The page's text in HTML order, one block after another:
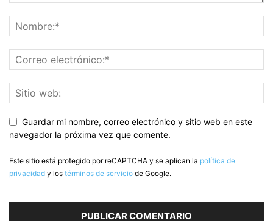
Guardar mi nombre, correo electrónico y sitio web en este
navegador la próxima vez que comente.
Este sitio está protegido por reCAPTCHA y se aplican la política de
privacidad y los términos de servicio de Google.